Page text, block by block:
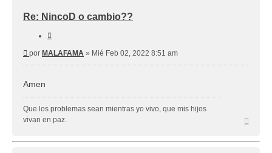
Re: NincoD o cambio??
Mensaje
por MALAFAMA » Mié Feb 02, 2022 8:51 am
Amen
Que los problemas sean mientras yo vivo, que mis hijos
vivan en paz.